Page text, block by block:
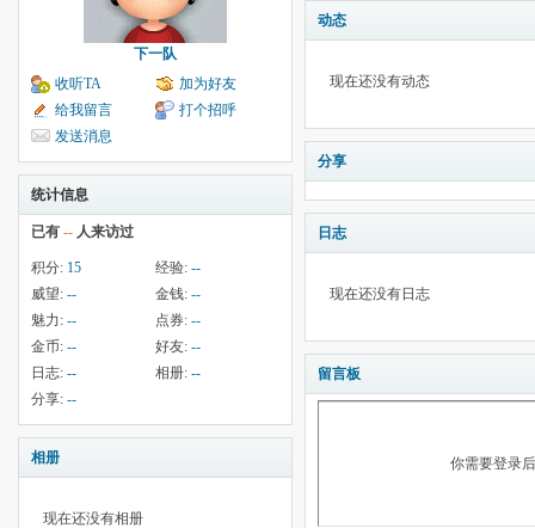
下一队
收听TA
加为好友
给我留言
打个招呼
发送消息
统计信息
已有 -- 人来访过
积分: 15 经验: --
威望: -- 金钱: --
魅力: -- 点券: --
金币: -- 好友: --
日志: -- 相册: --
分享: --
相册
现在还没有相册
动态
现在还没有动态
分享
日志
现在还没有日志
留言板
你需要登录